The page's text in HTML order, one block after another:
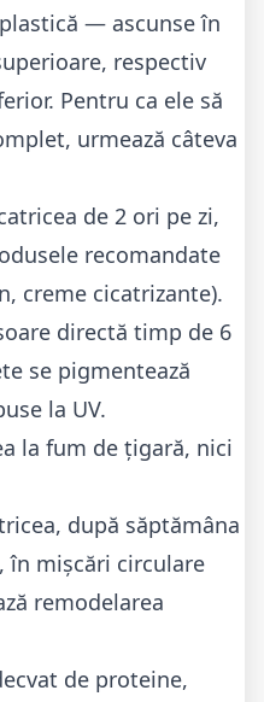
— ascunse în
respectiv
Pentru ca ele să
urmează câteva
de 2 ori pe zi,
recomandate
creme cicatrizante).
directă timp de 6
se pigmentează
la UV.
fum de țigară, nici
după săptămâna
în mișcări circulare
remodelarea
de proteine,